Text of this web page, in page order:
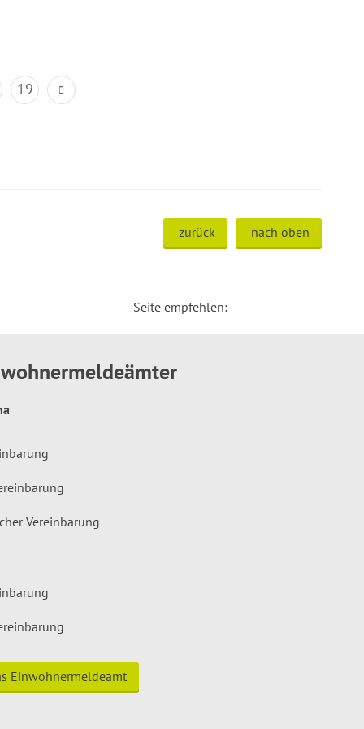
19
zurück nach oben
Seite empfehlen:
Vereinbarung
Einwohnermeldeamt